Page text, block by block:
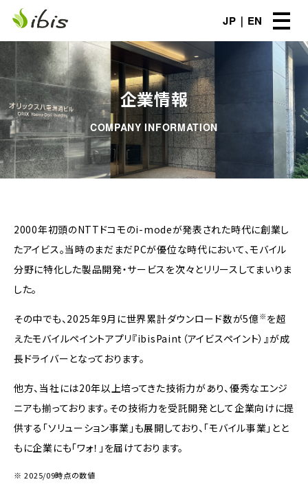
JP EN
企業情報
COMPANY INFORMATION
2000年初頭のNTTドコモのi-modeが発表された時代に創業し
たアイビス。当時のまだまだPCが優位な時代において、モバイル
分野に特化した製品開発・サービスを次々とリリースしてまいりま
した。
その中でも、2025年9月に世界累計ダウンロード数が5億※ を超
えたモバイルペイントアプリ『ibisPaint（アイビスペイント）』が成
長ドライバーとなっております。
他方、当社には20年以上培ってきた技術力があり、優秀なエンジ
ニアも揃っております。その技術力を受託開発として企業向けに提
供する「ソリューション事業」も展開しており、「モバイル事業」とと
もに企業にも「ワォ！」を届けております。
※ 2025/09時点の数値